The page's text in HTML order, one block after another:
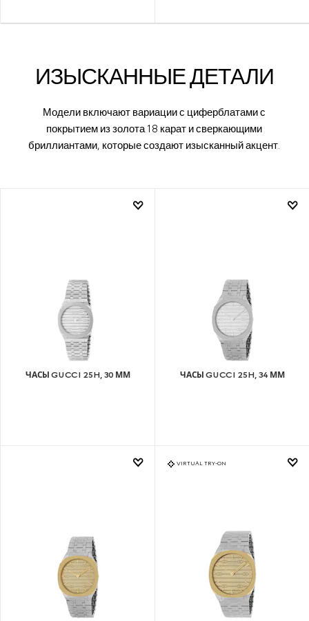
ИЗЫСКАННЫЕ ДЕТАЛИ
Модели включают вариации с циферблатами с
покрытием из золота 18 карат и сверкающими
бриллиантами, которые создают изысканный акцент.
ЧАСЫ GUCCI 25H, 30 ММ ЧАСЫ GUCCI 25H, 34 ММ
VIRTUAL TRY-ON